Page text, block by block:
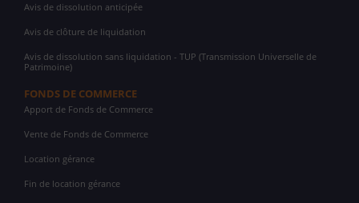
Avis de dissolution anticipée
Avis de clôture de liquidation
Avis de dissolution sans liquidation - TUP (Transmission Universelle de
Patrimoine)
FONDS DE COMMERCE
Apport de Fonds de Commerce
Vente de Fonds de Commerce
Location gérance
Fin de location gérance